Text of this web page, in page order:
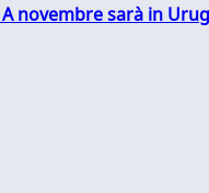
novembre sarà in